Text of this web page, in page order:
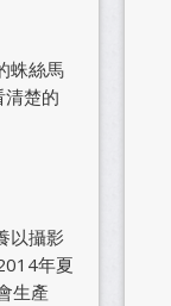
蛛絲馬
清楚的
以攝影
年夏
生產